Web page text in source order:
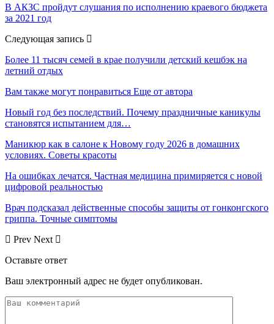
В АКЗС пройдут слушания по исполнению краевого бюджета
за 2021 год
Следующая запись
Более 11 тысяч семей в крае получили детский кешбэк на
летний отдых
Вам также могут понравиться Еще от автора
Новый год без последствий. Почему праздничные каникулы
становятся испытанием для…
Маникюр как в салоне к Новому году 2026 в домашних
условиях. Советы красоты
На ошибках лечатся. Частная медицина примиряется с новой
цифровой реальностью
Врач подсказал действенные способы защиты от гонконгского
гриппа. Точные симптомы
Prev Next
Оставьте ответ
Ваш электронный адрес не будет опубликован.